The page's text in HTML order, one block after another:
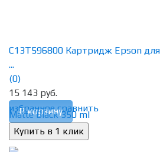
избранное сравнить
C13T596800 Картридж Epson
...
(0)
15 143 руб.
В корзину